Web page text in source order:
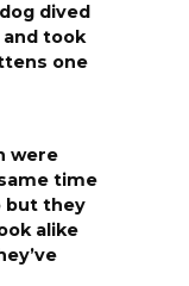
dived
took
one
were
time
but they
alike